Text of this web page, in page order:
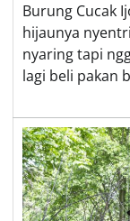
Burung Cucak
hijaunya
nyaring tapi
lagi beli pakan